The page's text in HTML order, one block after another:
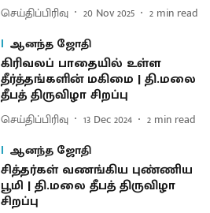
செய்திப்பிரிவு 20 Nov 2025 2 min read
ஆனந்த ஜோதி
கிரிவலப் பாதையில் உள்ள
தீர்த்தங்களின் மகிமை | தி.மலை
தீபத் திருவிழா சிறப்பு
செய்திப்பிரிவு 13 Dec 2024 2 min read
ஆனந்த ஜோதி
சித்தர்கள் வணங்கிய புண்ணிய
பூமி | தி.மலை தீபத் திருவிழா
சிறப்பு